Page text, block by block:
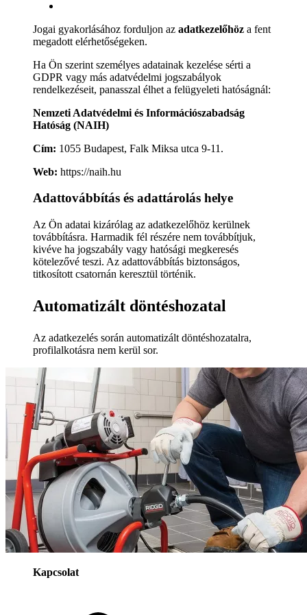
Jogai gyakorlásához forduljon az adatkezelőhöz a fent
megadott elérhetőségeken.
Ha Ön szerint személyes adatainak kezelése sérti a
GDPR vagy más adatvédelmi jogszabályok
rendelkezéseit, panasszal élhet a felügyeleti hatóságnál:
Nemzeti Adatvédelmi és Információszabadság
Hatóság (NAIH)
Cím: 1055 Budapest, Falk Miksa utca 9-11.
Web: https://naih.hu
Adattovábbítás és adattárolás helye
Az Ön adatai kizárólag az adatkezelőhöz kerülnek
továbbításra. Harmadik fél részére nem továbbítjuk,
kivéve ha jogszabály vagy hatósági megkeresés
kötelezővé teszi. Az adattovábbítás biztonságos,
titkosított csatornán keresztül történik.
Automatizált döntéshozatal
Az adatkezelés során automatizált döntéshozatalra,
profilalkotásra nem kerül sor.
Kapcsolat